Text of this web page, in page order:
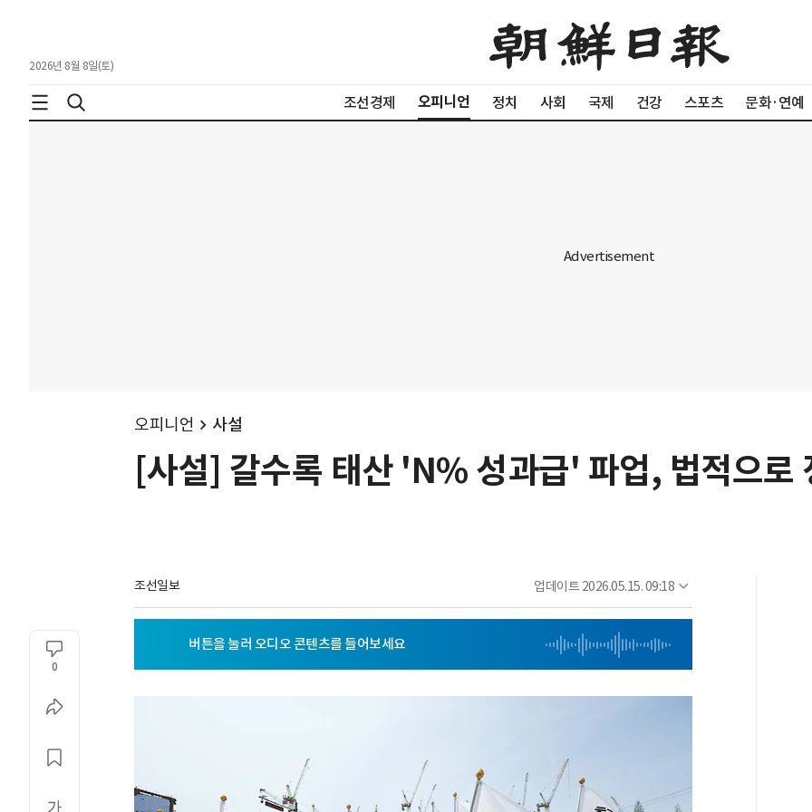
2026년 8월 8일(토)
조선경제 오피니언 정치 사회 국제 건강 스포츠 문화·연예
오피니언 사설
[사설] 갈수록 태산 'N% 성과급' 파업, 법적으로
조선일보 업데이트 2026.05.15. 09:18
0